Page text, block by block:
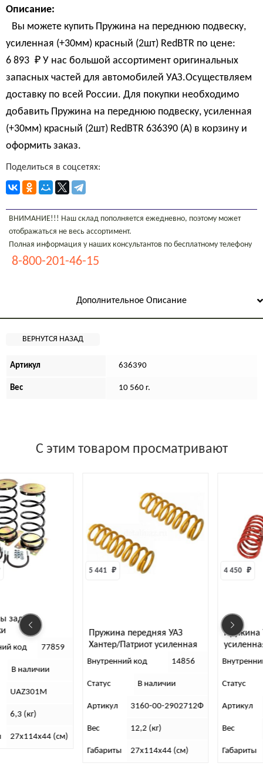
Описание:
Вы можете купить Пружина на переднюю подвеску,
усиленная (+30мм) красный (2шт) RedBTR по цене:
6 893 ₽ У нас большой ассортимент оригинальных
запасных частей для автомобилей УАЗ.Осуществляем
доставку по всей России. Для покупки необходимо
добавить Пружина на переднюю подвеску, усиленная
(+30мм) красный (2шт) RedBTR 636390 (A) в корзину и
оформить заказ.
Поделиться в соцсетях:
ВНИМАНИЕ!!! Наш склад пополняется ежедневно, поэтому может
отображаться не весь ассортимент.
Полная информация у наших консультантов по бесплатному телефону
8-800-201-46-15
Дополнительное Описание
Артикул 636390
Вес 10 560 г.
С этим товаром просматривают
Пружина передняя УАЗ
Хантер/Патриот усиленная
+50 мм “Фобос” (к-т 2 шт)
Внутренний код 14856
В наличии
3160-00-2902712Ф
12,2 (кг)
27х114х44 (см)
Пружина УАЗ передняя
усиленная+30 мм
(к-т 2 шт)
Внутренний код
Статус В наличии
Артикул 3160-00-
10 (кг)
Габариты 42х27х27 (см)